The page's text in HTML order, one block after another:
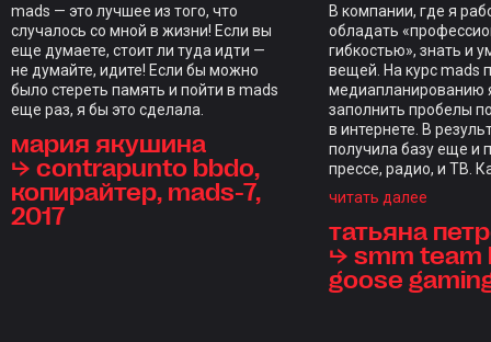
mads — это лучшее из того, что
случалось со мной в жизни! Если вы
еще думаете, стоит ли туда идти —
не думайте, идите! Если бы можно
было стереть память и пойти в mads
еще раз, я бы это сделала.
мария якушина
⮡ contrapunto bbdo,
копирайтер, mads-7,
2017
В компании, где я
обладать
гибкостью», знать и
вещей. На курс mads
медиапланированию
заполнить пробелы
в интернете. В
получила базу еще и
прессе, радио, и ТВ.
индивидуальным
каждого студента,
редкость.
стал итоговый
проверкой на
читать далее
татьяна
⮡ smm team
goose